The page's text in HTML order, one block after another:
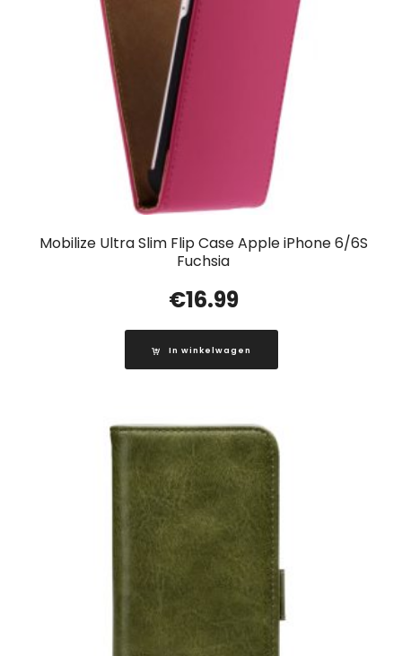
Mobilize Ultra Slim Flip Case Apple iPhone 6/6S
Fuchsia
€16.99
In winkelwagen